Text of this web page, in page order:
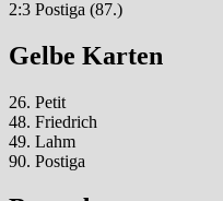
2:3 Postiga (87.)
Gelbe Karten
26. Petit
48. Friedrich
49. Lahm
90. Postiga